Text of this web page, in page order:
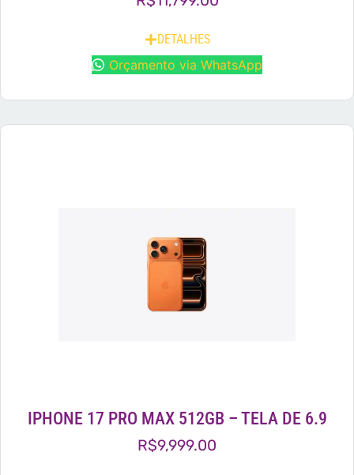
DETALHES
Orçamento via WhatsApp
IPHONE 17 PRO MAX 512GB – TELA DE 6.9
R$9,999.00